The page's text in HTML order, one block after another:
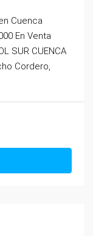
Cuenca
En Venta
SUR CUENCA
Cordero,